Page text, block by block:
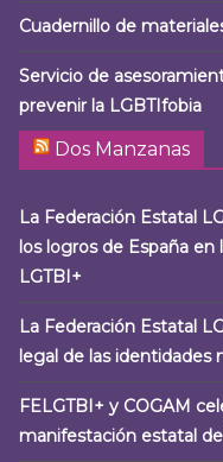
Cuadernillo de
Servicio de
prevenir la LGBTIfobia
Dos Manzanas
La Federación Estatal
los logros de España en
LGTBI+
La Federación Estatal
legal de las identidades
FELGTBI+ y COGAM
manifestación estatal